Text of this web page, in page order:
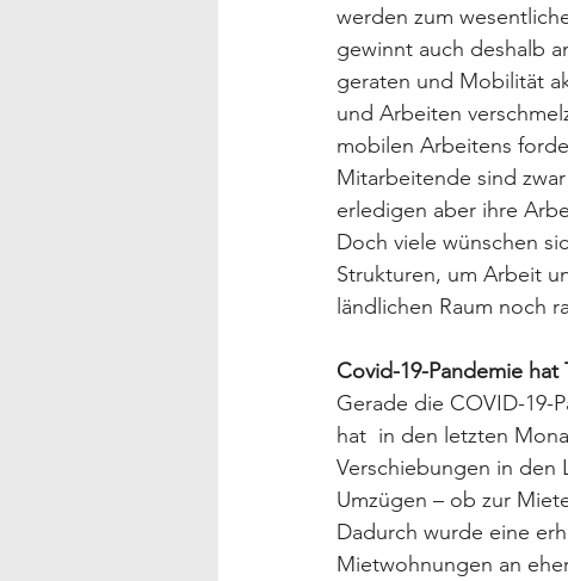
werden zum
gewinnt auch deshalb
geraten und Mobilität
und Arbeiten
mobilen Arbeitens
Mitarbeitende sind
erledigen aber ihre
Doch viele wünschen
Strukturen, um Arbeit
ländlichen Raum noch
Covid-19-Pandemie
Gerade die COVID-19-
hat  in den letzten
Verschiebungen in den
Umzügen – ob zur
Dadurch wurde eine
Mietwohnungen an